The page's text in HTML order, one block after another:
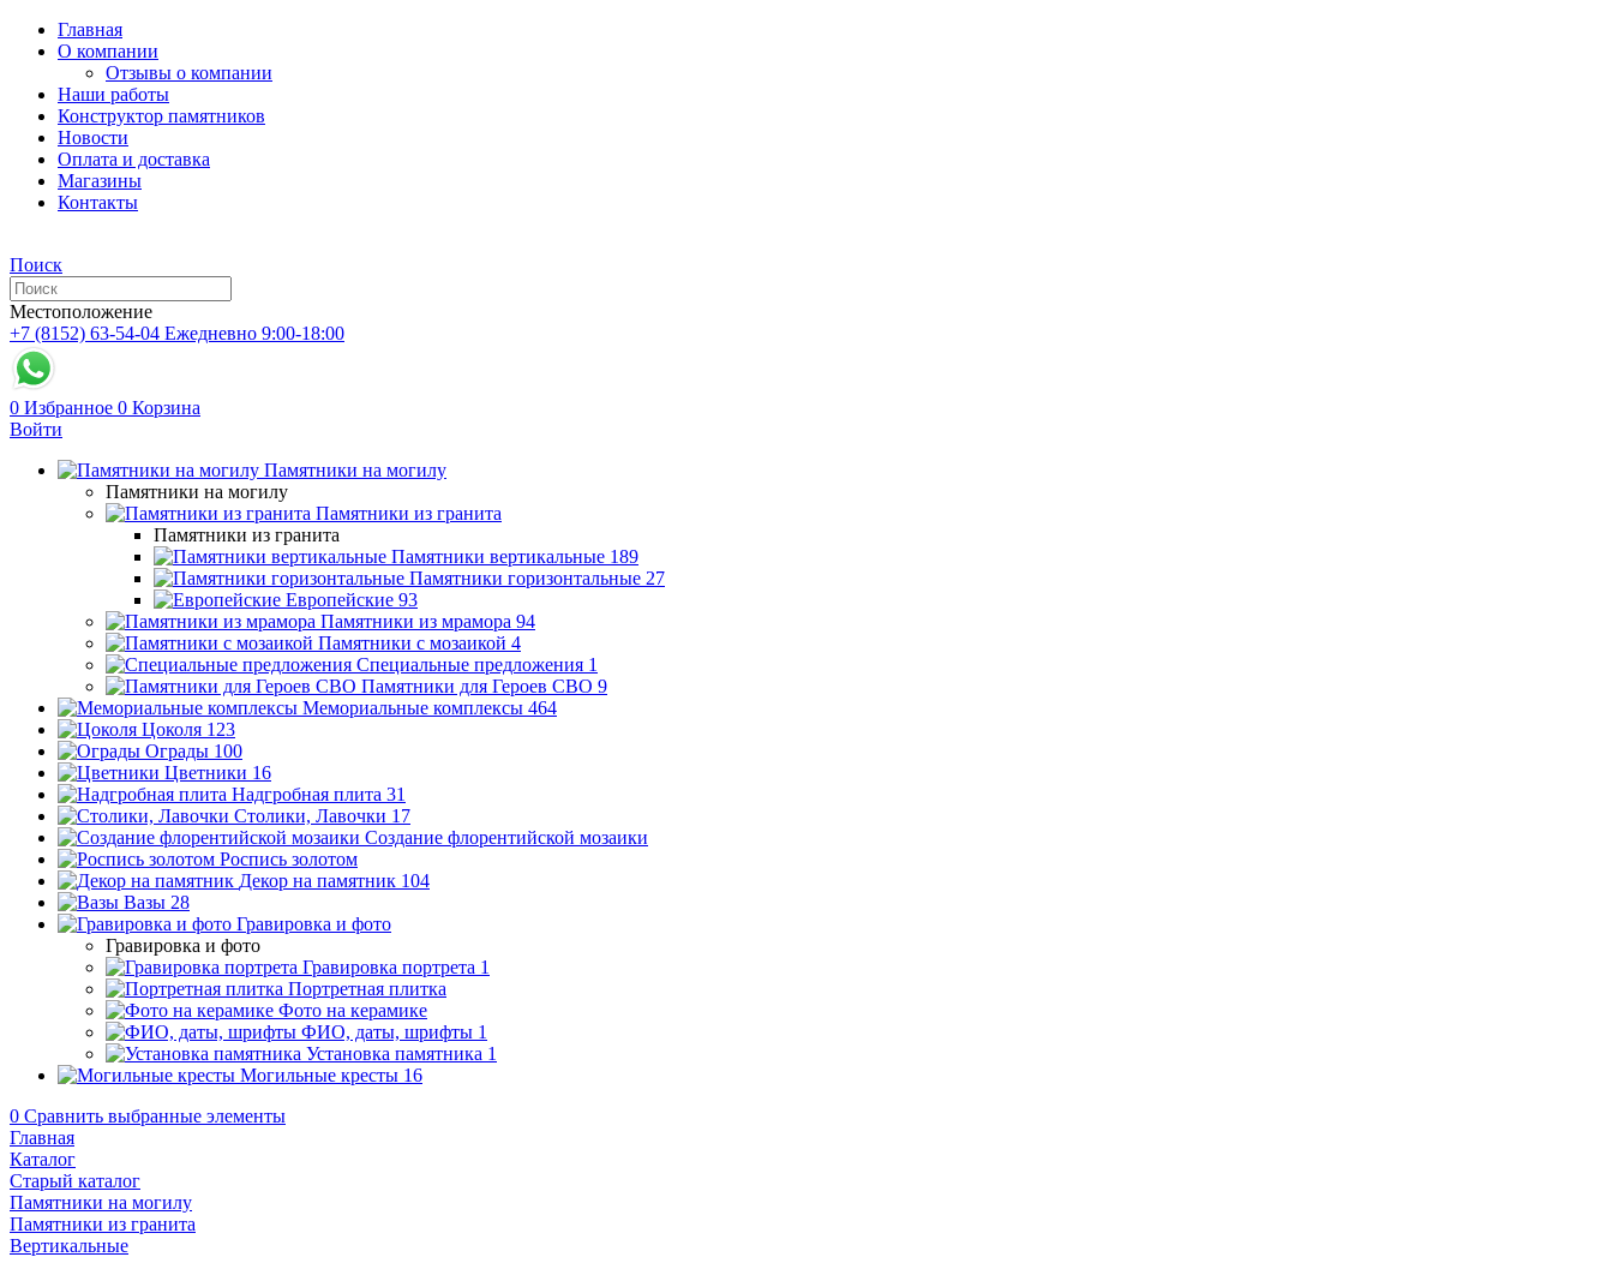
Главная
О компании
Отзывы о компании
Наши работы
Конструктор памятников
Новости
Оплата и доставка
Магазины
Контакты
Поиск
Местоположение
+7 (8152) 63-54-04 Ежедневно 9:00-18:00
0 Избранное 0 Корзина
Войти
Памятники на могилу
Памятники на могилу
Памятники из гранита
Памятники из гранита
Памятники вертикальные 189
Памятники горизонтальные 27
Европейские 93
Памятники из мрамора 94
Памятники с мозаикой 4
Специальные предложения 1
Памятники для Героев СВО 9
Мемориальные комплексы 464
Цоколя 123
Ограды 100
Цветники 16
Надгробная плита 31
Столики, Лавочки 17
Создание флорентийской мозаики
Роспись золотом
Декор на памятник 104
Вазы 28
Гравировка и фото
Гравировка и фото
Гравировка портрета 1
Портретная плитка
Фото на керамике
ФИО, даты, шрифты 1
Установка памятника 1
Могильные кресты 16
0 Сравнить выбранные элементы
Главная
Каталог
Старый каталог
Памятники на могилу
Памятники из гранита
Вертикальные